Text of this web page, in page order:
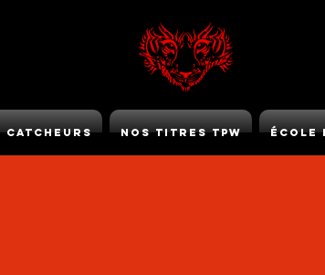
Catcheurs Nos Titres TPW École